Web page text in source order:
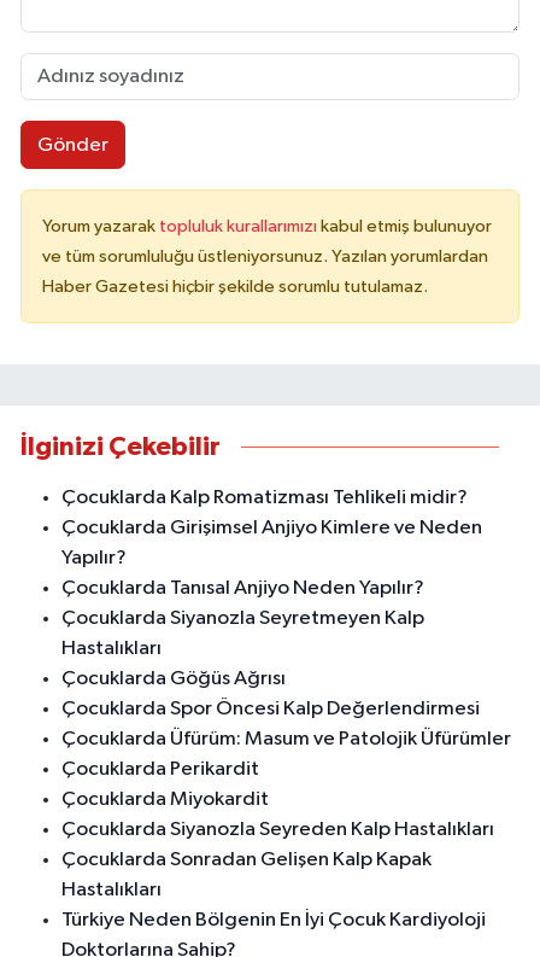
Gönder
Yorum yazarak topluluk kurallarımızı kabul etmiş bulunuyor
ve tüm sorumluluğu üstleniyorsunuz. Yazılan yorumlardan
Haber Gazetesi hiçbir şekilde sorumlu tutulamaz.
İlginizi Çekebilir
Çocuklarda Kalp Romatizması Tehlikeli midir?
Çocuklarda Girişimsel Anjiyo Kimlere ve Neden
Yapılır?
Çocuklarda Tanısal Anjiyo Neden Yapılır?
Çocuklarda Siyanozla Seyretmeyen Kalp
Hastalıkları
Çocuklarda Göğüs Ağrısı
Çocuklarda Spor Öncesi Kalp Değerlendirmesi
Çocuklarda Üfürüm: Masum ve Patolojik Üfürümler
Çocuklarda Perikardit
Çocuklarda Miyokardit
Çocuklarda Siyanozla Seyreden Kalp Hastalıkları
Çocuklarda Sonradan Gelişen Kalp Kapak
Hastalıkları
Türkiye Neden Bölgenin En İyi Çocuk Kardiyoloji
Doktorlarına Sahip?